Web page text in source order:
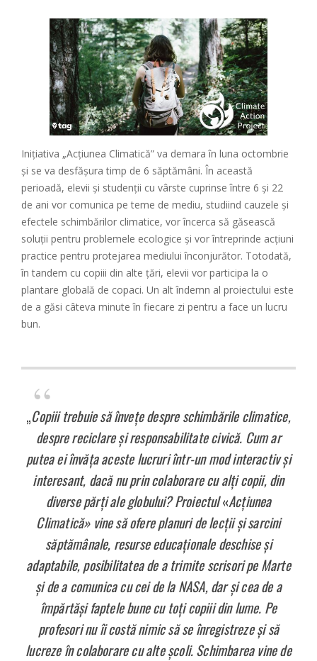
Inițiativa „Acțiunea Climatică” va demara în luna octombrie
și se va desfășura timp de 6 săptămâni. În această
perioadă, elevii și studenții cu vârste cuprinse între 6 și 22
de ani vor comunica pe teme de mediu, studiind cauzele și
efectele schimbărilor climatice, vor încerca să găsească
soluții pentru problemele ecologice și vor întreprinde acțiuni
practice pentru protejarea mediului înconjurător. Totodată,
în tandem cu copiii din alte țări, elevii vor participa la o
plantare globală de copaci. Un alt îndemn al proiectului este
de a găsi câteva minute în fiecare zi pentru a face un lucru
bun.
„Copiii trebuie să învețe despre schimbările climatice,
despre reciclare și responsabilitate civică. Cum ar
putea ei învăța aceste lucruri într-un mod interactiv și
interesant, dacă nu prin colaborare cu alți copii, din
diverse părți ale globului? Proiectul«Acțiunea
Climatică» vine să ofere planuri de lecții și sarcini
săptămânale, resurse educaționale deschise și
adaptabile, posibilitatea de a trimite scrisori pe Marte
și de a comunica cu cei de la NASA, dar și cea de a
împărtăși faptele bune cu toți copiii din lume. Pe
profesori nu îi costă nimic să se înregistreze și să
lucreze în colaborare cu alte școli. Schimbarea vine de